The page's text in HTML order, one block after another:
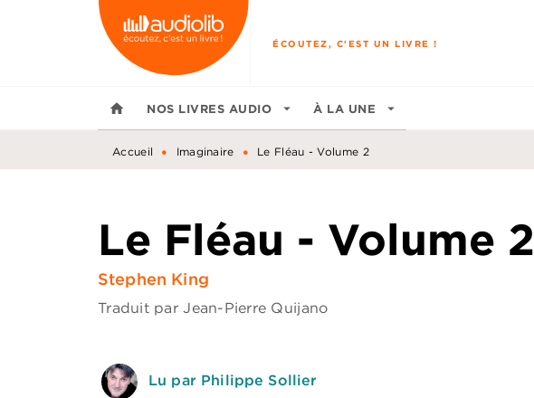
MENU RECHERCHE
ÉCOUTEZ, C'EST UN LIVRE !
home NOS LIVRES AUDIO arrow_drop_down À LA UNE arrow_drop_down
Accueil • Imaginaire • Le Fléau - Volume 2
Le Fléau - Volume 2
Stephen King
Traduit parJean-Pierre Quijano
Lu par Philippe Sollier